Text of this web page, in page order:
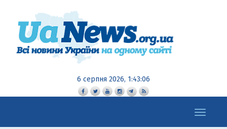
6 серпня 2026, 1:43:08
Toggle
navigation